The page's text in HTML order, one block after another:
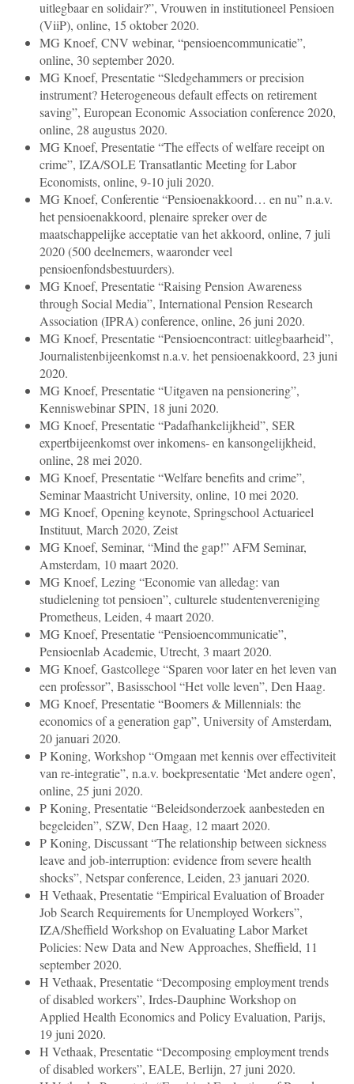
uitlegbaar en solidair?”, Vrouwen in institutioneel Pensioen
(ViiP), online, 15 oktober 2020.
MG Knoef, CNV webinar, “pensioencommunicatie”,
online, 30 september 2020.
MG Knoef, Presentatie “Sledgehammers or precision
instrument? Heterogeneous default effects on retirement
saving”, European Economic Association conference 2020,
online, 28 augustus 2020.
MG Knoef, Presentatie “The effects of welfare receipt on
crime”, IZA/SOLE Transatlantic Meeting for Labor
Economists, online, 9-10 juli 2020.
MG Knoef, Conferentie “Pensioenakkoord… en nu” n.a.v.
het pensioenakkoord, plenaire spreker over de
maatschappelijke acceptatie van het akkoord, online, 7 juli
2020 (500 deelnemers, waaronder veel
pensioenfondsbestuurders).
MG Knoef, Presentatie “Raising Pension Awareness
through Social Media”, International Pension Research
Association (IPRA) conference, online, 26 juni 2020.
MG Knoef, Presentatie “Pensioencontract: uitlegbaarheid”,
Journalistenbijeenkomst n.a.v. het pensioenakkoord, 23 juni
2020.
MG Knoef, Presentatie “Uitgaven na pensionering”,
Kenniswebinar SPIN, 18 juni 2020.
MG Knoef, Presentatie “Padafhankelijkheid”, SER
expertbijeenkomst over inkomens- en kansongelijkheid,
online, 28 mei 2020.
MG Knoef, Presentatie “Welfare benefits and crime”,
Seminar Maastricht University, online, 10 mei 2020.
MG Knoef, Opening keynote, Springschool Actuarieel
Instituut, March 2020, Zeist
MG Knoef, Seminar, “Mind the gap!” AFM Seminar,
Amsterdam, 10 maart 2020.
MG Knoef, Lezing “Economie van alledag: van
studielening tot pensioen”, culturele studentenvereniging
Prometheus, Leiden, 4 maart 2020.
MG Knoef, Presentatie “Pensioencommunicatie”,
Pensioenlab Academie, Utrecht, 3 maart 2020.
MG Knoef, Gastcollege “Sparen voor later en het leven van
een professor”, Basisschool “Het volle leven”, Den Haag.
MG Knoef, Presentatie “Boomers & Millennials: the
economics of a generation gap”, University of Amsterdam,
20 januari 2020.
P Koning, Workshop “Omgaan met kennis over effectiviteit
van re-integratie”, n.a.v. boekpresentatie ‘Met andere ogen’,
online, 25 juni 2020.
P Koning, Presentatie “Beleidsonderzoek aanbesteden en
begeleiden”, SZW, Den Haag, 12 maart 2020.
P Koning, Discussant “The relationship between sickness
leave and job-interruption: evidence from severe health
shocks”, Netspar conference, Leiden, 23 januari 2020.
H Vethaak, Presentatie “Empirical Evaluation of Broader
Job Search Requirements for Unemployed Workers”,
IZA/Sheffield Workshop on Evaluating Labor Market
Policies: New Data and New Approaches, Sheffield, 11
september 2020.
H Vethaak, Presentatie “Decomposing employment trends
of disabled workers”, Irdes-Dauphine Workshop on
Applied Health Economics and Policy Evaluation, Parijs,
19 juni 2020.
H Vethaak, Presentatie “Decomposing employment trends
of disabled workers”, EALE, Berlijn, 27 juni 2020.